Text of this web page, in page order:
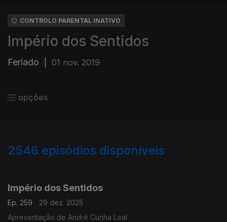
CONTROLO PARENTAL INATIVO
Império dos Sentidos
Feriado 01 nov. 2019
opções
2546 episódios disponíveis
Império dos Sentidos
Ep. 259
29 dez. 2025
Apresentação de André Cunha Leal